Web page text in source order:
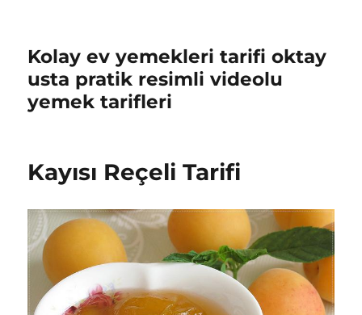
Kolay ev yemekleri tarifi oktay
usta pratik resimli videolu
yemek tarifleri
Kayısı Reçeli Tarifi